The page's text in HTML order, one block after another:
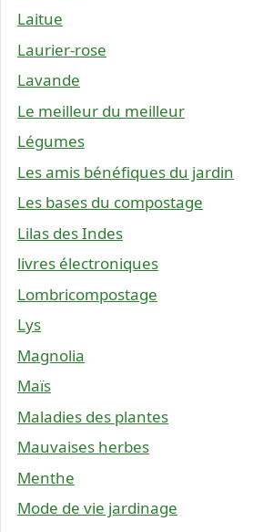
Laitue
Laurier-rose
Lavande
Le meilleur du meilleur
Légumes
Les amis bénéfiques du jardin
Les bases du compostage
Lilas des Indes
livres électroniques
Lombricompostage
Lys
Magnolia
Maïs
Maladies des plantes
Mauvaises herbes
Menthe
Mode de vie jardinage